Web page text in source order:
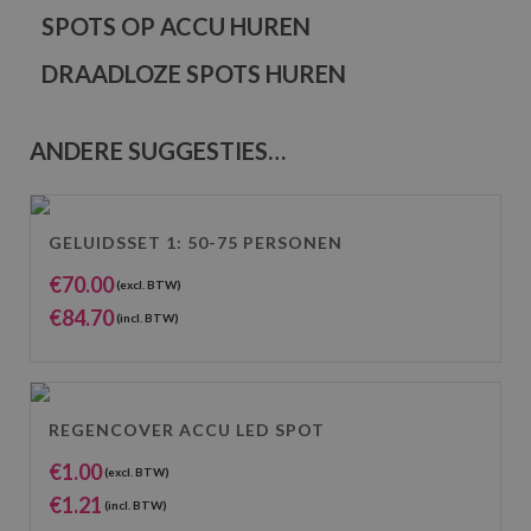
SPOTS OP ACCU HUREN
DRAADLOZE SPOTS HUREN
ANDERE SUGGESTIES…
GELUIDSSET 1: 50-75 PERSONEN
€70.00(excl. BTW)
€84.70(incl. BTW)
REGENCOVER ACCU LED SPOT
€1.00(excl. BTW)
€1.21 (incl. BTW)